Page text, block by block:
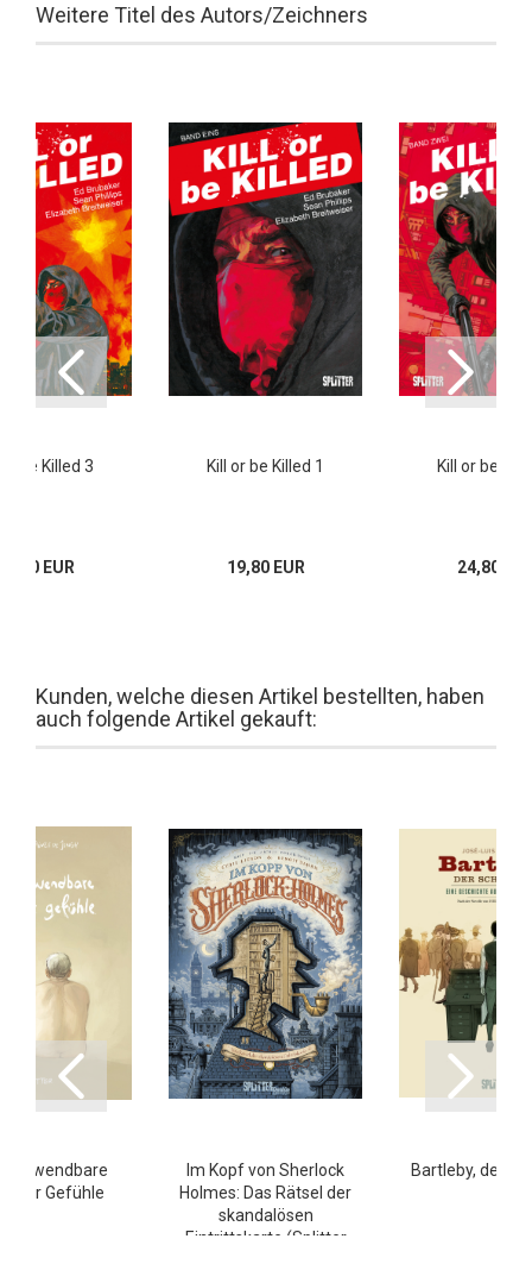
Weitere Titel des Autors/Zeichners
be Killed 3
EUR
Kill or be Killed 1
19,80 EUR
Kill or be
24,80
Kunden, welche diesen Artikel bestellten, haben
auch folgende Artikel gekauft:
der Gefühle
Im Kopf von Sherlock
Holmes: Das Rätsel der
skandalösen
Eintrittskarte (Splitter
Bartleby, der